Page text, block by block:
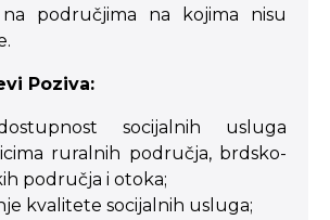
područjima na kojima nisu
Poziva:
socijalnih usluga
ruralnih područja, brdsko-
područja i otoka;
kvalitete socijalnih usluga;